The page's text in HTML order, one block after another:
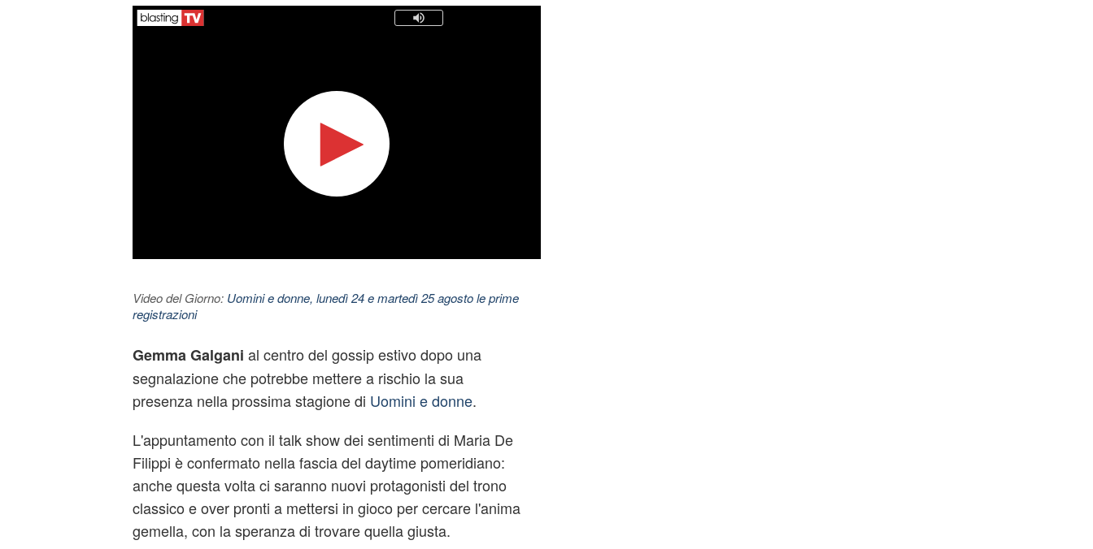
Video del Giorno: Uomini e donne, lunedì 24 e martedì 25 agosto le prime
registrazioni
Gemma Galgani al centro del gossip estivo dopo una
segnalazione che potrebbe mettere a rischio la sua
presenza nella prossima stagione di Uomini e donne.
L'appuntamento con il talk show dei sentimenti di Maria De
Filippi è confermato nella fascia del daytime pomeridiano:
anche questa volta ci saranno nuovi protagonisti del trono
classico e over pronti a mettersi in gioco per cercare l'anima
gemella, con la speranza di trovare quella giusta.